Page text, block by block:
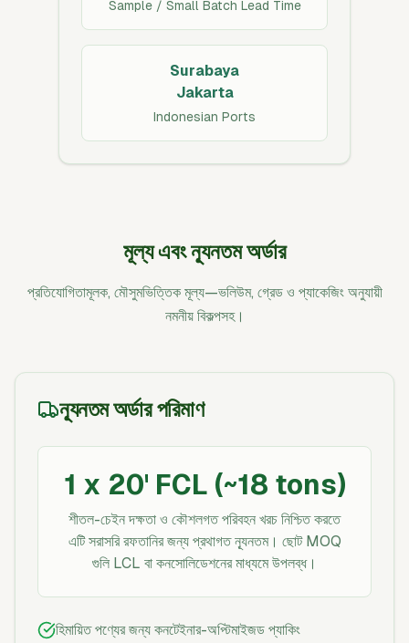
Sample / Small Batch Lead Time
Surabaya
Jakarta
Indonesian Ports
মূল্য এবং ন্যূনতম অর্ডার
প্রতিযোগিতামূলক, মৌসুমভিত্তিক মূল্য—ভলিউম, গ্রেড ও প্যাকেজিং অনুযায়ী
নমনীয় বিকল্পসহ।
ন্যূনতম অর্ডার পরিমাণ
1 x 20' FCL (~18 tons)
শীতল-চেইন দক্ষতা ও কৌশলগত পরিবহন খরচ নিশ্চিত করতে
এটি সরাসরি রফতানির জন্য প্রথাগত ন্যূনতম। ছোট MOQ
গুলি LCL বা কনসোলিডেশনের মাধ্যমে উপলব্ধ।
হিমায়িত পণ্যের জন্য কনটেইনার-অপ্টিমাইজড প্যাকিং